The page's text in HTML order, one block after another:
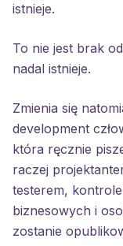
istnieje.
To nie jest brak
nadal istnieje.
Zmienia się
development
która ręcznie
raczej
testerem,
biznesowych i
zostanie